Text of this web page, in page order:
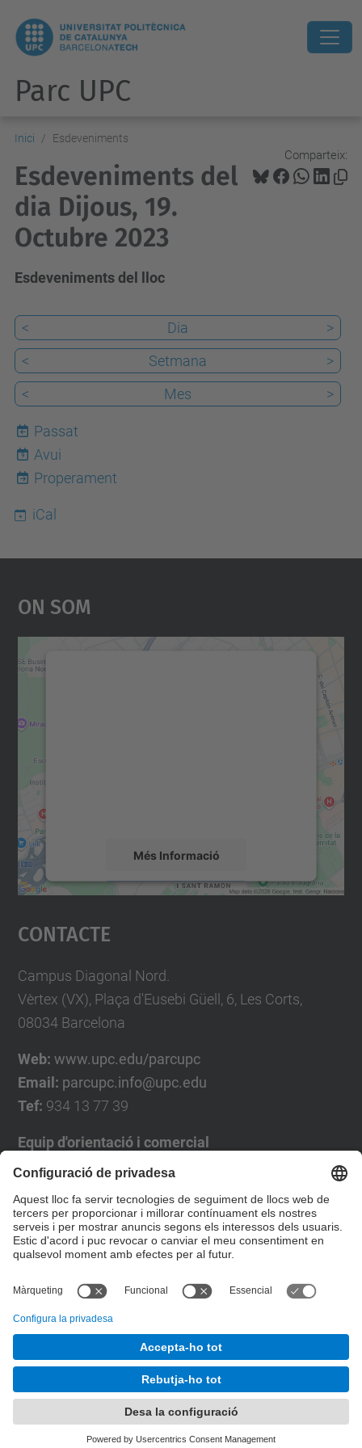
Parc UPC
Inici Esdeveniments
Comparteix:
Esdeveniments del
dia Dijous, 19.
Octubre 2023
Esdeveniments del lloc
< Dia
>
<
Setmana
>
<
Mes >
Passat
9
Avui
Properament
iCal
On Som
Més Informació
Accepta
powered by
Contacte
Campus Diagonal Nord.
Vèrtex (VX), Plaça d'Eusebi Güell, 6, Les Corts,
08034 Barcelona
Web: www.upc.edu/parcupc
Email: parcupc.info@upc.edu
Tef: 934 13 77 39
Equip d'orientació i comercial
José Luís Grande
Tel. 93 4137194
jose.luis.grande@upc.edu
Formulari de contacte
Desenvolupat amb